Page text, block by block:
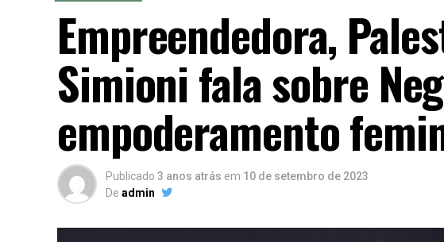
Empreendedora,
Simioni fala sobre
empoderamento
Publicado 3 anos atrás em 10 de setembro de 2023
De admin